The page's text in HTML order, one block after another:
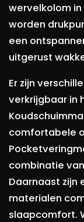
wervelkolom
worden
een
uitgerust
Er zijn
verkrijgbaar in
comfortabele
combinatie
Daarnaast zijn
materialen
slaapcomfort.